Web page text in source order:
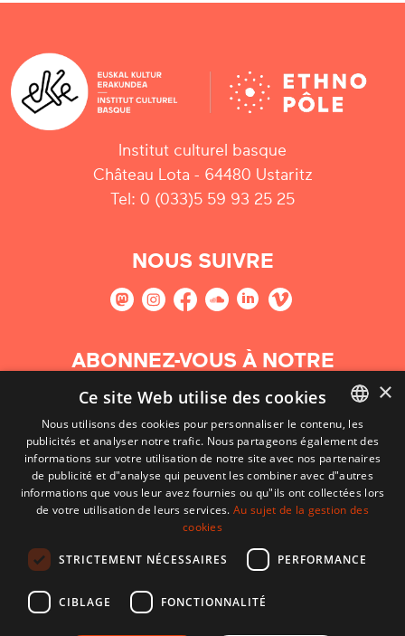
Institut culturel basque
Château Lota - 64480 Ustaritz
Tel: 0 (033)5 59 93 25 25
NOUS SUIVRE
ABONNEZ-VOUS À NOTRE
NEWSLETTER
S'abonner
BASQUE
FRENCH
×
Ce site Web utilise des cookies
Nous utilisons des cookies pour personnaliser le contenu, les
publicités et analyser notre trafic. Nous partageons également des
informations sur votre utilisation de notre site avec nos partenaires
de publicité et d"analyse qui peuvent les combiner avec d"autres
informations que vous leur avez fournies ou qu"ils ont collectées lors
de votre utilisation de leurs services.Au sujet de la gestion des
cookies
STRICTEMENT NÉCESSAIRES PERFORMANCE
CIBLAGE FONCTIONNALITÉ